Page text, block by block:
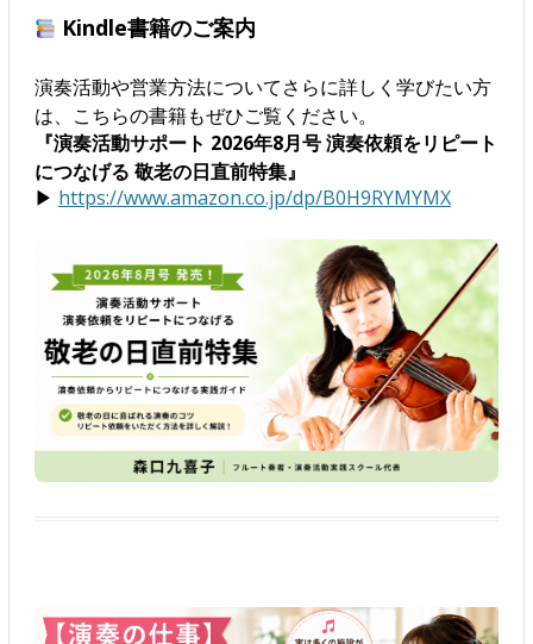
Kindle書籍のご案内
演奏活動や営業方法についてさらに詳しく学びたい方
は、こちらの書籍もぜひご覧ください。
『演奏活動サポート 2026年8月号 演奏依頼をリピート
につなげる 敬老の日直前特集』
▶ https://www.amazon.co.jp/dp/B0H9RYMYMX